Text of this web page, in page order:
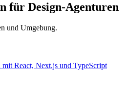
für Design-Agenturen
und Umgebung.
React, Next.js und TypeScript